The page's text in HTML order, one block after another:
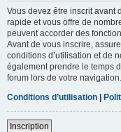
Vous devez être inscrit avant
rapide et vous offre de
peuvent accorder des
Avant de vous inscrire,
conditions d’utilisation et de
également prendre le temps
forum lors de votre navigation.
Conditions d’utilisation |
Inscription